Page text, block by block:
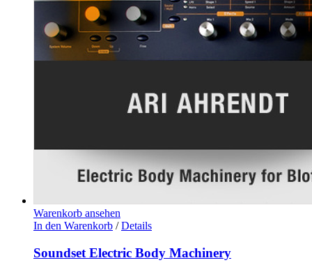
Warenkorb ansehen
In den Warenkorb / Details
Soundset Electric Body Machinery